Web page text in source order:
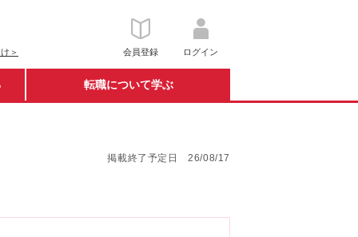
＞ 会員登録 ログイン
転職について学ぶ
掲載終了予定日 26/08/17